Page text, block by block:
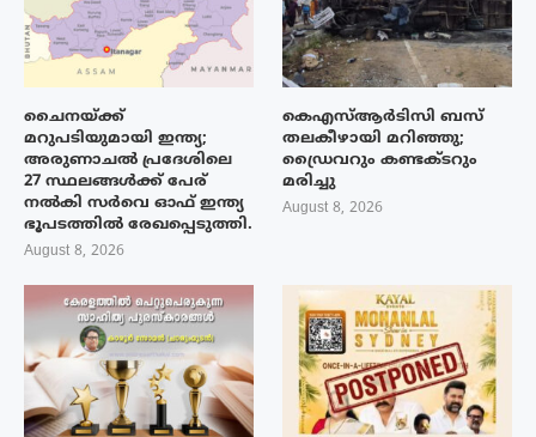
ചൈനയ്ക്ക്
മറുപടിയുമായി ഇന്ത്യ;
അരുണാചൽ പ്രദേശിലെ
27 സ്ഥലങ്ങൾക്ക് പേര്
നൽകി സർവെ ഓഫ് ഇന്ത്യ
ഭൂപടത്തിൽ രേഖപ്പെടുത്തി.
August 8, 2026
കെഎസ്ആർടിസി ബസ്
തലകീഴായി മറിഞ്ഞു;
ഡ്രൈവറും കണ്ടക്ടറും
മരിച്ചു
August 8, 2026